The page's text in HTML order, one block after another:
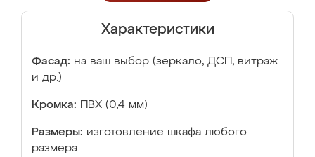
Характеристики
Фасад: на ваш выбор (зеркало, ДСП, витраж
и др.)
Кромка: ПВХ (0,4 мм)
Размеры: изготовление шкафа любого
размера